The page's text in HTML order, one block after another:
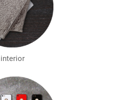
interior